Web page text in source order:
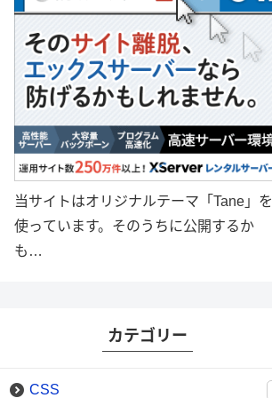
当サイトはオリジナルテーマ「Tane」を
使っています。そのうちに公開するか
も…
カテゴリー
CSS